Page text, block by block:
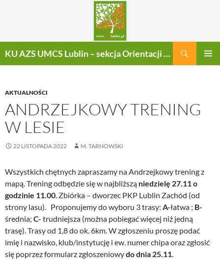
KU AZS UMCS Lublin – sekcja Orientacji Sportowej
AKTUALNOŚCI
ANDRZEJKOWY TRENING
W LESIE
22 LISTOPADA 2022 M. TARNOWSKI
Wszystkich chętnych zapraszamy na Andrzejkowy trening z
mapą. Trening odbędzie się w najbliższą niedzielę 27.11 o
godzinie 11.00. Zbiórka – dworzec PKP Lublin Zachód (od
strony lasu). Proponujemy do wyboru 3 trasy: A-łatwa ; B-
średnia; C- trudniejsza (można pobiegać więcej niż jedną
trasę). Trasy od 1,8 do ok. 6km. W zgłoszeniu proszę podać
imię i nazwisko, klub/instytucję i ew. numer chipa oraz zgłosić
się poprzez formularz zgłoszeniowydo dnia 25.11.